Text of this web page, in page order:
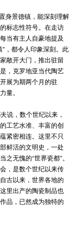
景德镇，能深刻理解
标志性符号。在走访
当有主人自豪地提及
，都令人印象深刻。此
敞开大门，推出驻留
，克罗地亚当代陶艺
展为期两个月的驻
量。
说，数个世纪以来，
工艺水准、丰富的创
紧密相连。这里不只
鲜活的文明史，一处
之无愧的“世界瓷都”。
，是数个世纪以来传
古以来，世界各地的
里出产的陶瓷制品也
品，已然成为独特的